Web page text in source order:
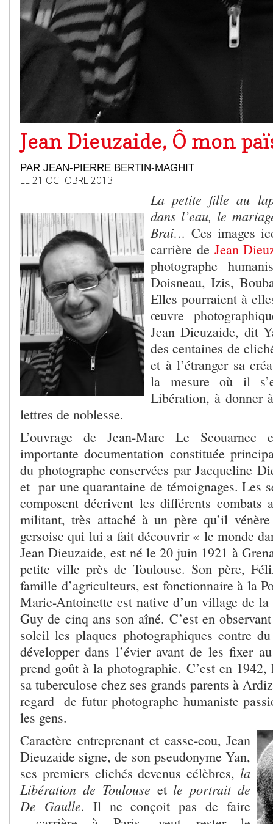
Jean Dieuzaide, Ô mon
PAR JEAN-PIERRE BERTIN-MAGHIT
LE 21 OCTOBRE 2013
La petite fille au
dans l’eau, le
Brai… Ces images
carrière de Jean
photographe
Doisneau, Izis,
Elles pourraient à
œuvre
Jean Dieuzaide, dit
des centaines de
et à l’étranger sa
la mesure où il
Libération, à donner
lettres de noblesse.
L’ouvrage de Jean-Marc Le
importante documentation constituée
du photographe conservées par Jacqueline
et par une quarantaine de témoignages. Les
composent décrivent les différents combats
militant, très attaché à un père qu’il
gersoise qui lui a fait découvrir « le monde
Jean Dieuzaide, est né le 20 juin 1921 à
petite ville près de Toulouse. Son père,
famille d’agriculteurs, est fonctionnaire à la
Marie-Antoinette est native d’un village de
Guy de cinq ans son aîné. C’est en
soleil les plaques photographiques contre
développer dans l’évier avant de les fixer
prend goût à la photographie. C’est en
sa tuberculose chez ses grands parents à
regard de futur photographe humaniste
les gens.
Caractère entreprenant et casse-cou, Jean
Dieuzaide signe, de son pseudonyme Yan,
ses premiers clichés devenus célèbres, la
Libération de Toulouse et le portrait de
De Gaulle. Il ne conçoit pas de faire